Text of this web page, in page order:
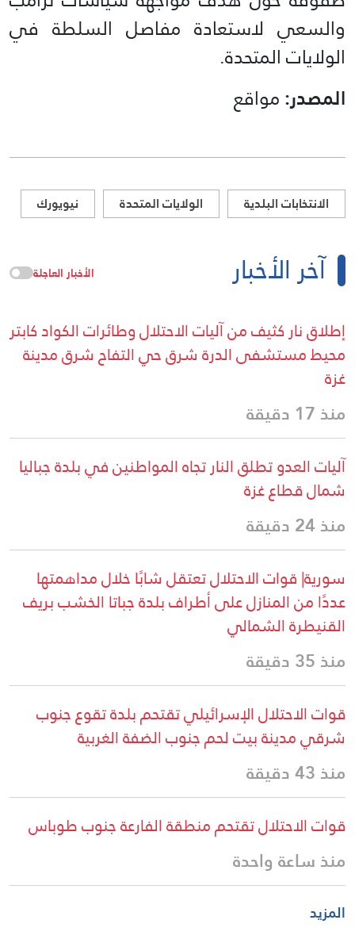
والسعي لاستعادة مفاصل السلطة في
الولايات المتحدة.
المصدر:مواقع
الانتخابات البلدية الولايات المتحدة نيويورك
آخر الأخبار الأخبار العاجلة
إطلاق نار كثيف من آليات الاحتلال وطائرات الكواد كابتر
محيط مستشفى الدرة شرق حي التفاح شرق مدينة
غزة
منذ 17 دقيقة
آليات العدو تطلق النار تجاه المواطنين في بلدة جباليا
شمال قطاع غزة
منذ 24 دقيقة
سورية| قوات الاحتلال تعتقل شابًا خلال مداهمتها
عددًا من المنازل على أطراف بلدة جباتا الخشب بريف
القنيطرة الشمالي
منذ 35 دقيقة
قوات الاحتلال الإسرائيلي تقتحم بلدة تقوع جنوب
شرقي مدينة بيت لحم جنوب الضفة الغربية
منذ 43 دقيقة
قوات الاحتلال تقتحم منطقة الفارعة جنوب طوباس
منذ ساعة واحدة
المزيد